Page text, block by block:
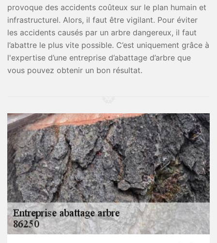
provoque des accidents coûteux sur le plan humain et
infrastructurel. Alors, il faut être vigilant. Pour éviter
les accidents causés par un arbre dangereux, il faut
l’abattre le plus vite possible. C’est uniquement grâce à
l'expertise d’une entreprise d’abattage d’arbre que
vous pouvez obtenir un bon résultat.